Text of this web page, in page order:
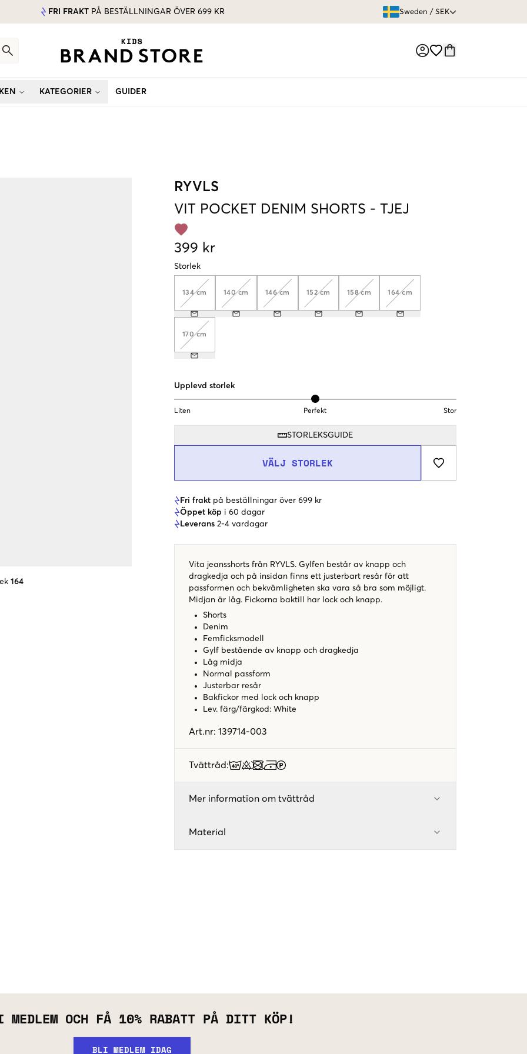
FRI FRAKT PÅ BESTÄLLNINGAR ÖVER 699 KR Sweden / SEK
KATEGORIER GUIDER
164
RYVLS
VIT POCKET DENIM SHORTS - TJEJ
399 kr
Storlek
134 cm 140 cm 146 cm 152 cm 158 cm 164 cm
170 cm
Upplevd storlek
Liten Perfekt Stor
STORLEKSGUIDE
VÄLJ STORLEK
Fri frakt på beställningar över 699 kr
Öppet köp i 60 dagar
Leverans 2-4 vardagar
Vita jeansshorts från RYVLS. Gylfen består av knapp och
dragkedja och på insidan finns ett justerbart resår för att
passformen och bekvämligheten ska vara så bra som möjligt.
Midjan är låg. Fickorna baktill har lock och knapp.
Shorts
Denim
Femficksmodell
Gylf bestående av knapp och dragkedja
Låg midja
Normal passform
Justerbar resår
Bakfickor med lock och knapp
Lev. färg/färgkod : White
Art.nr: 139714-003
Tvättråd:
Mer information om tvättråd
Material
MEDLEM OCH FÅ 10% RABATT PÅ DITT KÖP!
BLI MEDLEM IDAG